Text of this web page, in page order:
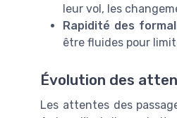
leur vol, les
Rapidité des
être fluides pour
Évolution des
Les attentes des